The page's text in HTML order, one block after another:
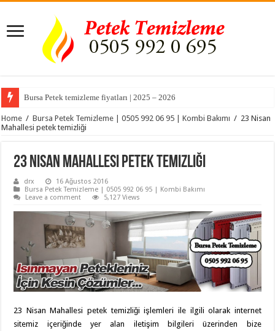
Bursa Petek temizleme fiyatları | 2025 – 2026
Home / Bursa Petek Temizleme | 0505 992 06 95 | Kombi Bakımı / 23 Nisan
Mahallesi petek temizliği
23 Nisan Mahallesi petek temizliği
drx
16 Ağustos 2016
Bursa Petek Temizleme | 0505 992 06 95 | Kombi Bakımı
Leave a comment
5,127 Views
23 Nisan Mahallesi petek temizliği işlemleri ile ilgili olarak internet
sitemiz içeriğinde yer alan iletişim bilgileri üzerinden bize